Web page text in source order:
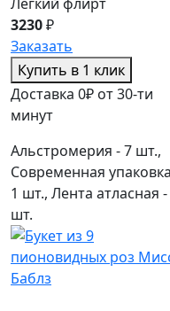
3230₽
Заказать
Купить в 1 клик
Доставка 0₽ от 30-ти
минут
Альстромерия - 7 шт.,
Современная
1 шт., Лента атласная -
шт.